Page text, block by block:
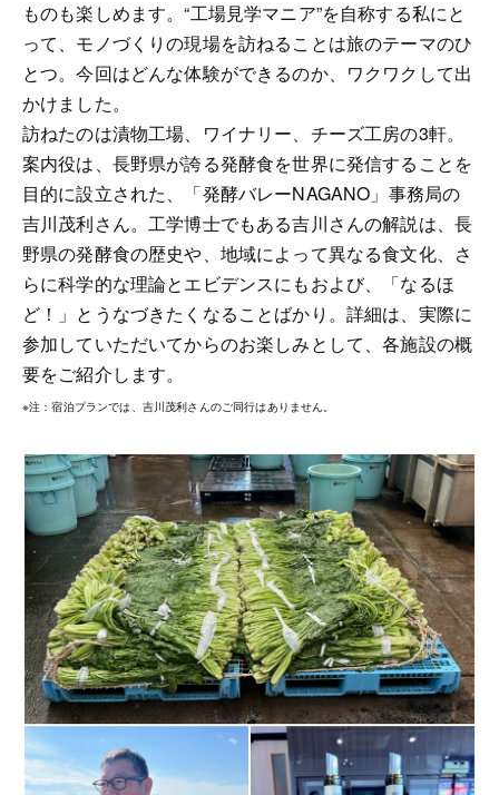
ものも楽しめます。“工場見学マニア”を自称する私にと
って、モノづくりの現場を訪ねることは旅のテーマのひ
とつ。今回はどんな体験ができるのか、ワクワクして出
かけました。
訪ねたのは漬物工場、ワイナリー、チーズ工房の3軒。
案内役は、長野県が誇る発酵食を世界に発信することを
目的に設立された、「発酵バレーNAGANO」事務局の
吉川茂利さん。工学博士でもある吉川さんの解説は、長
野県の発酵食の歴史や、地域によって異なる食文化、さ
らに科学的な理論とエビデンスにもおよび、「なるほ
ど！」とうなづきたくなることばかり。詳細は、実際に
参加していただいてからのお楽しみとして、各施設の概
要をご紹介します。
※注：宿泊プランでは、吉川茂利さんのご同行はありません。